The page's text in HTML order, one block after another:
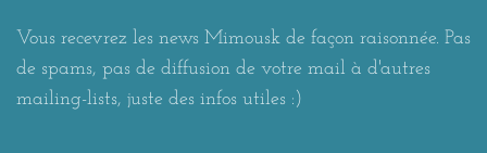
Vous recevrez les news Mimousk de façon raisonnée. Pas
de spams, pas de diffusion de votre mail à d'autres
mailing-lists, juste des infos utiles :)